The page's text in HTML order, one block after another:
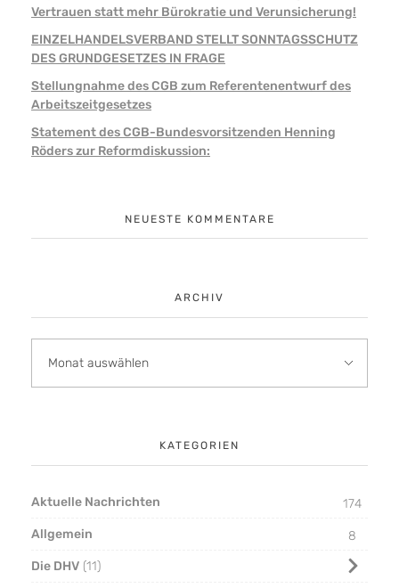
Vertrauen statt mehr Bürokratie und Verunsicherung!
EINZELHANDELSVERBAND STELLT SONNTAGSSCHUTZ
DES GRUNDGESETZES IN FRAGE
Stellungnahme des CGB zum Referentenentwurf des
Arbeitszeitgesetzes
Statement des CGB-Bundesvorsitzenden Henning
Röders zur Reformdiskussion:
NEUESTE KOMMENTARE
ARCHIV
KATEGORIEN
Aktuelle Nachrichten
174
Allgemein
8
Die DHV 11